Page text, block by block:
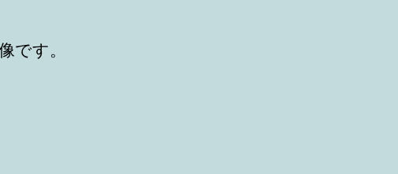
です。